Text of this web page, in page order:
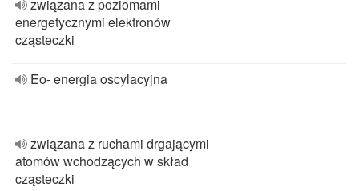
związana z poziomami
energetycznymi elektronów
cząsteczki
Eo- energia oscylacyjna
związana z ruchami drgającymi
atomów wchodzących w skład
cząsteczki